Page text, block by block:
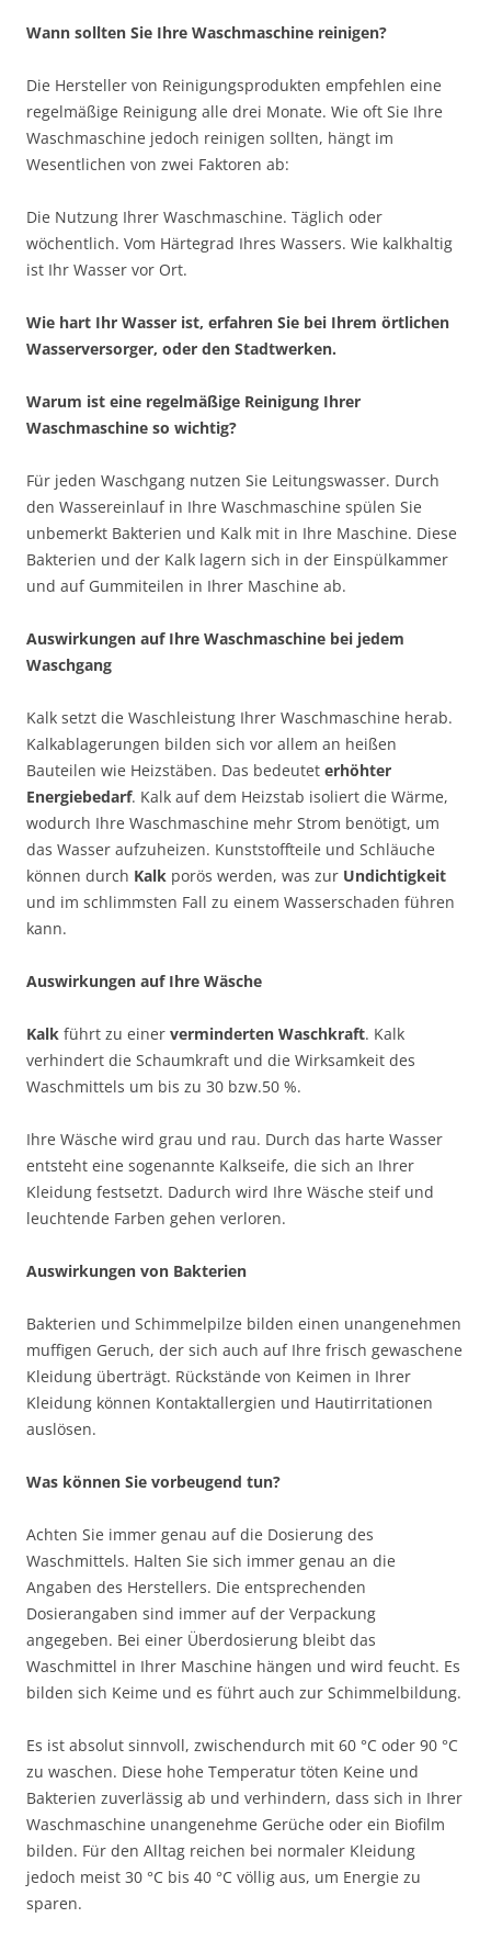
Wann sollten Sie Ihre Waschmaschine reinigen?
Die Hersteller von Reinigungsprodukten empfehlen eine
regelmäßige Reinigung alle drei Monate. Wie oft Sie Ihre
Waschmaschine jedoch reinigen sollten, hängt im
Wesentlichen von zwei Faktoren ab:
Die Nutzung Ihrer Waschmaschine. Täglich oder
wöchentlich. Vom Härtegrad Ihres Wassers. Wie kalkhaltig
ist Ihr Wasser vor Ort.
Wie hart Ihr Wasser ist, erfahren Sie bei Ihrem örtlichen
Wasserversorger, oder den Stadtwerken.
Warum ist eine regelmäßige Reinigung Ihrer
Waschmaschine so wichtig?
Für jeden Waschgang nutzen Sie Leitungswasser. Durch
den Wassereinlauf in Ihre Waschmaschine spülen Sie
unbemerkt Bakterien und Kalk mit in Ihre Maschine. Diese
Bakterien und der Kalk lagern sich in der Einspülkammer
und auf Gummiteilen in Ihrer Maschine ab.
Auswirkungen auf Ihre Waschmaschine bei jedem
Waschgang
Kalk setzt die Waschleistung Ihrer Waschmaschine herab.
Kalkablagerungen bilden sich vor allem an heißen
Bauteilen wie Heizstäben. Das bedeutet erhöhter
Energiebedarf. Kalk auf dem Heizstab isoliert die Wärme,
wodurch Ihre Waschmaschine mehr Strom benötigt, um
das Wasser aufzuheizen. Kunststoffteile und Schläuche
können durch Kalk porös werden, was zur Undichtigkeit
und im schlimmsten Fall zu einem Wasserschaden führen
kann.
Auswirkungen auf Ihre Wäsche
Kalk führt zu einer verminderten Waschkraft. Kalk
verhindert die Schaumkraft und die Wirksamkeit des
Waschmittels um bis zu 30 bzw.50 %.
Ihre Wäsche wird grau und rau. Durch das harte Wasser
entsteht eine sogenannte Kalkseife, die sich an Ihrer
Kleidung festsetzt. Dadurch wird Ihre Wäsche steif und
leuchtende Farben gehen verloren.
Auswirkungen von Bakterien
Bakterien und Schimmelpilze bilden einen unangenehmen
muffigen Geruch, der sich auch auf Ihre frisch gewaschene
Kleidung überträgt. Rückstände von Keimen in Ihrer
Kleidung können Kontaktallergien und Hautirritationen
auslösen.
Was können Sie vorbeugend tun?
Achten Sie immer genau auf die Dosierung des
Waschmittels. Halten Sie sich immer genau an die
Angaben des Herstellers. Die entsprechenden
Dosierangaben sind immer auf der Verpackung
angegeben. Bei einer Überdosierung bleibt das
Waschmittel in Ihrer Maschine hängen und wird feucht. Es
bilden sich Keime und es führt auch zur Schimmelbildung.
Es ist absolut sinnvoll, zwischendurch mit 60 °C oder 90 °C
zu waschen. Diese hohe Temperatur töten Keine und
Bakterien zuverlässig ab und verhindern, dass sich in Ihrer
Waschmaschine unangenehme Gerüche oder ein Biofilm
bilden. Für den Alltag reichen bei normaler Kleidung
jedoch meist 30 °C bis 40 °C völlig aus, um Energie zu
sparen.